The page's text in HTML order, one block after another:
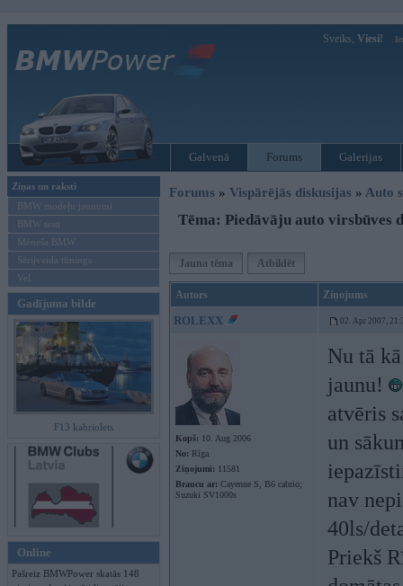
Sveiks, Viesi!
Galvenā Forums Galerijas
Ziņas un raksti
BMW modeļu jaunumi
BMW testi
Mēneša BMW
Sērijveida tūnings
Vel...
Gadījuma bilde
F13 kabriolets
Online
Pašreiz BMWPower skatās 148
Forums » Vispārējās diskusijas » Auto
Tēma: Piedāvāju auto virsbūves
Jauna tēma Atbildēt
Autors Ziņojums
ROLEXX 02. Apr 2007,
Kopš: 10. Aug 2006
No: Rīga
Ziņojumi: 11581
Braucu ar: Cayenne S, B6 cabrio;
Suzuki SV1000s
Nu tā
jaunu!
atvēris
un
nav
40ls/
Priekš